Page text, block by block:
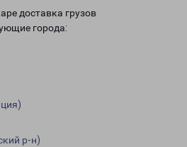
доставка грузов
города:
р-н)